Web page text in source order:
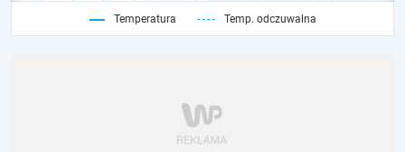
Temperatura Temp. odczuwalna